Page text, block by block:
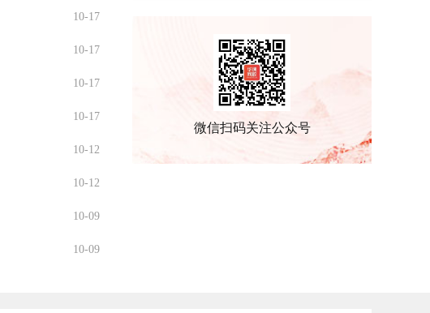
10-17
10-17
10-17
10-17
10-12
10-12
10-09
10-09
微信扫码关注公众号